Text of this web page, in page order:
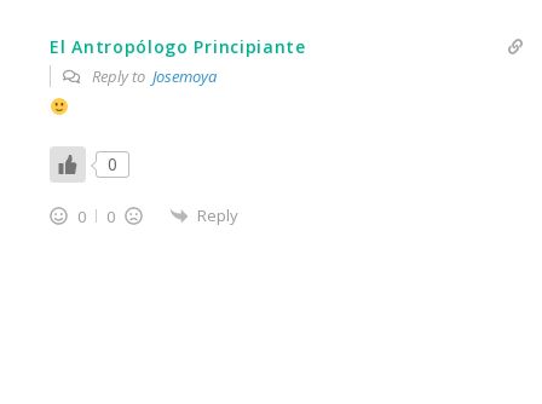
El Antropólogo Principiante
Reply to Josemoya
0
0 0 Reply